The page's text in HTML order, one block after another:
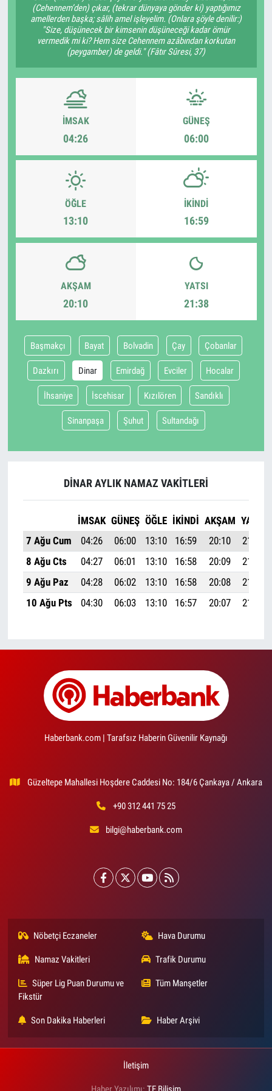
(Cehennem’den) çıkar, (tekrar dünyaya gönder ki) yaptığımız
amellerden başka; sâlih amel işleyelim. (Onlara şöyle denilir:)
"Size, düşünecek bir kimsenin düşüneceği kadar ömür
vermedik mi ki? Hem size Cehennem azâbından korkutan
(peygamber) de geldi." (Fâtır Sûresi, 37)
İMSAK
04:26
GÜNEŞ
06:00
ÖĞLE
13:10
İKINDI
16:59
AKŞAM
20:10
YATSI
21:38
Başmakçı Bayat Bolvadin Çay Çobanlar
Dazkırı Dinar Emirdağ Evciler Hocalar
İhsaniye İscehisar Kızılören Sandıklı
Sinanpaşa Şuhut Sultandağı
DINAR AYLIK NAMAZ VAKITLERI
İMSAK GÜNEŞ ÖĞLE İKINDI AKŞAM YATSI
7 Ağu Cum
04:26 06:00 13:10 16:59 20:10
21:38
8 Ağu Cts
04:27 06:01 13:10 16:58 20:09
21:37
9 Ağu Paz
04:28 06:02 13:10 16:58 20:08
21:35
10 Ağu Pts
04:30 06:03 13:10 16:57 20:07 21:34
Haberbank.com | Tarafsız Haberin Güvenilir Kaynağı
Güzeltepe Mahallesi Hoşdere Caddesi No: 184/6 Çankaya / Ankara
+90 312 441 75 25
bilgi@haberbank.com
Nöbetçi Eczaneler Hava Durumu
Namaz Vakitleri Trafik Durumu
Süper Lig Puan Durumu ve
Fikstür
Tüm Manşetler
Son Dakika Haberleri Haber Arşivi
İletişim